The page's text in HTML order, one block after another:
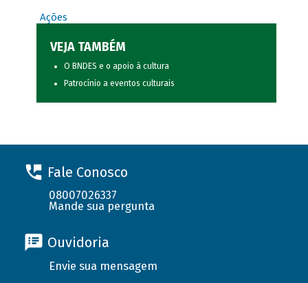
Ações
VEJA TAMBÉM
O BNDES e o apoio à cultura
Patrocínio a eventos culturais
Fale Conosco
08007026337
Mande sua pergunta
Ouvidoria
Envie sua mensagem